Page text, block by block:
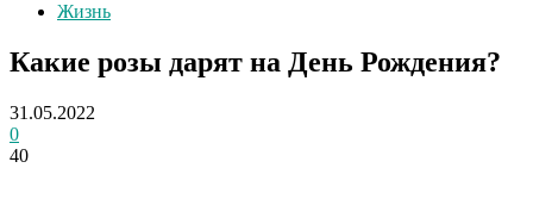
Жизнь
Какие розы дарят на День Рождения?
31.05.2022
0
40